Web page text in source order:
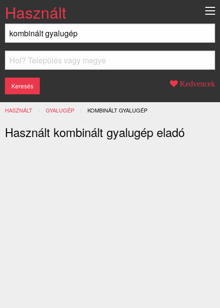
Használt
Kedvencek
HASZNÁLT GYALUGÉP JELENLEGI:
KOMBINÁLT GYALUGÉP
Használt kombinált gyalugép eladó